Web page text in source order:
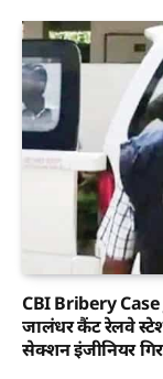
CBI Bribery
जालंधर कैंट रेलवे
सेक्शन इंजीनियर